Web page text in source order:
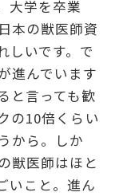
大学を卒業
本の獣医師資
しいです。で
進んでいます
と言っても歓
の10倍くらい
から。しか
獣医師はほと
いこと。進ん